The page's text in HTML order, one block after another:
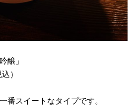
醸」
）
番スイートなタイプです。